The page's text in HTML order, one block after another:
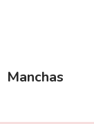
Manchas